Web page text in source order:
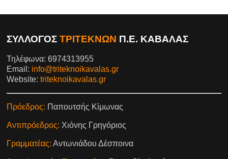
ΣΥΛΛΟΓΟΣΤΡΙΤΕΚΝΩΝ Π.Ε. ΚΑΒΑΛΑΣ
Τηλέφωνα: 6974313955
Email: info@triteknoikavalas.gr
Website:triteknoikavalas.gr
Πρόεδρος: Παπουτσής Κίμωνας
Αντιπρόεδρος: Χιόνης Γρηγόριος
Γραμματέας: Αντωνιάδου Δέσποινα